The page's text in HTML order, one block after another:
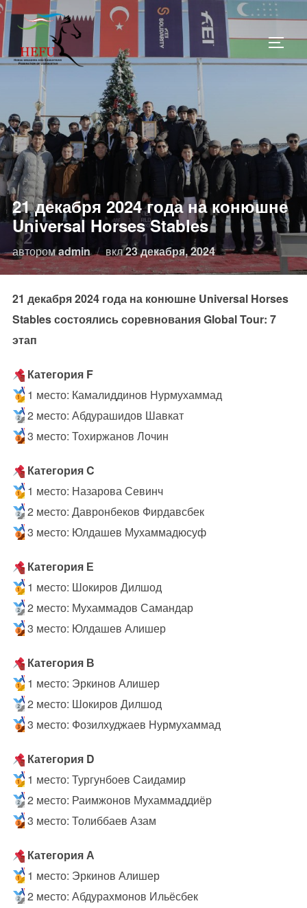
Перейти
к
содержимому
21 декабря 2024 года на конюшне
Universal Horses Stables
авторомadmin вклОпубликовано
23 декабря, 2024
21 декабря 2024 года на конюшне Universal Horses
Stables состоялись соревнования Global Tour: 7
этап
Категория F
1 место: Камалиддинов Нурмухаммад
2 место: Абдурашидов Шавкат
3 место: Тохиржанов Лочин
Категория C
1 место: Назарова Севинч
2 место: Давронбеков Фирдавсбек
3 место: Юлдашев Мухаммадюсуф
Категория Е
1 место: Шокиров Дилшод
2 место: Мухаммадов Самандар
3 место: Юлдашев Алишер
Категория В
1 место: Эркинов Алишер
2 место: Шокиров Дилшод
3 место: Фозилхуджаев Нурмухаммад
Категория D
1 место: Тургунбоев Саидамир
2 место: Раимжонов Мухаммаддиёр
3 место: Толиббаев Азам
Категория А
1 место: Эркинов Алишер
2 место: Абдурахмонов Ильёсбек